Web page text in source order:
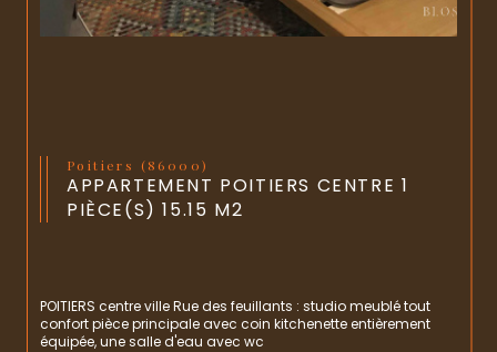
Poitiers (86000)
APPARTEMENT POITIERS CENTRE 1
PIÈCE(S) 15.15 M2
POITIERS centre ville Rue des feuillants : studio meublé tout
confort pièce principale avec coin kitchenette entièrement
équipée, une salle d'eau avec wc